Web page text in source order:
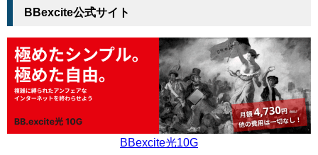
BBexcite公式サイト
BBexcite光10G